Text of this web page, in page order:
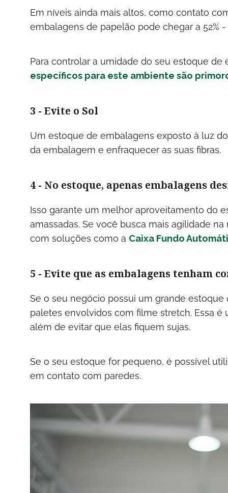
Em níveis ainda mais altos, como contato
embalagens de papelão pode chegar a 52%
Para controlar a umidade do seu estoque de
específicos para este ambiente são
3 - Evite o Sol
Um estoque de embalagens exposto à luz
da embalagem e enfraquecer as suas fibras.
4 - No estoque, apenas embalagens
Isso garante um melhor aproveitamento do
amassadas. Se você busca mais agilidade
com soluções como a Caixa Fundo
5 - Evite que as embalagens tenham
Se o seu negócio possui um grande
paletes envolvidos com filme stretch. Essa
além de evitar que elas fiquem sujas.
Se o seu estoque for pequeno, é possível
em contato com paredes.